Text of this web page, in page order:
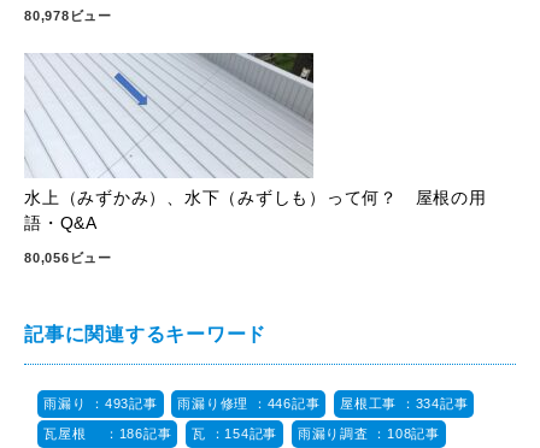
80,978ビュー
水上（みずかみ）、水下（みずしも）って何？ 屋根の用
語・Q&A
80,056ビュー
記事に関連するキーワード
雨漏り ：493記事 雨漏り修理 ：446記事 屋根工事 ：334記事
瓦屋根 ：186記事 瓦 ：154記事 雨漏り調査 ：108記事